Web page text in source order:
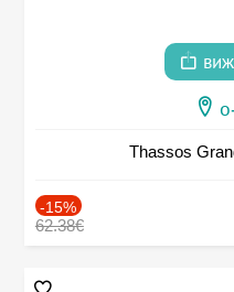
Thassos
-15%
62.38€